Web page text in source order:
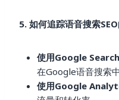
5. 如何追踪语音搜索
使用Google
在Google语音搜索中
使用Google